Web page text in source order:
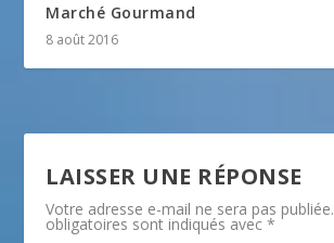
Marché Gourmand
8 août 2016
LAISSER UNE RÉPONSE
Votre adresse e-mail ne sera pas publiée.
obligatoires sont indiqués avec*